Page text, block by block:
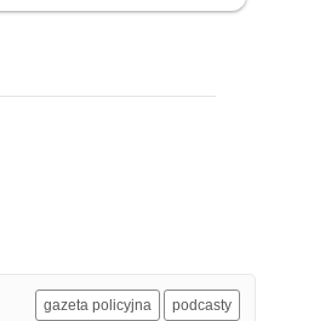
gazeta policyjna podcasty